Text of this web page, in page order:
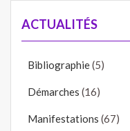
ACTUALITÉS
Bibliographie(5)
Démarches (16)
Manifestations (67)